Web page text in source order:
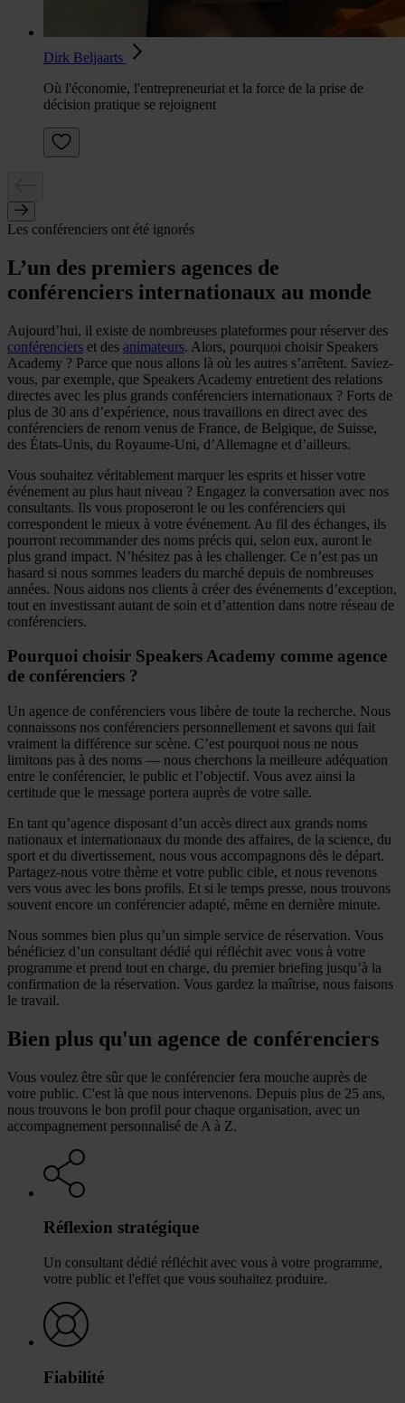
Dirk Beljaarts
Où l'économie, l'entrepreneuriat et la force de la prise de
décision pratique se rejoignent
Les conférenciers ont été ignorés
L’un des premiers agences de
conférenciers internationaux au monde
Aujourd’hui, il existe de nombreuses plateformes pour réserver des
conférenciers et des animateurs. Alors, pourquoi choisir Speakers
Academy ? Parce que nous allons là où les autres s’arrêtent. Saviez-
vous, par exemple, que Speakers Academy entretient des relations
directes avec les plus grands conférenciers internationaux ? Forts de
plus de 30 ans d’expérience, nous travaillons en direct avec des
conférenciers de renom venus de France, de Belgique, de Suisse,
des États-Unis, du Royaume-Uni, d’Allemagne et d’ailleurs.
Vous souhaitez véritablement marquer les esprits et hisser votre
événement au plus haut niveau ? Engagez la conversation avec nos
consultants. Ils vous proposeront le ou les conférenciers qui
correspondent le mieux à votre événement. Au fil des échanges, ils
pourront recommander des noms précis qui, selon eux, auront le
plus grand impact. N’hésitez pas à les challenger. Ce n’est pas un
hasard si nous sommes leaders du marché depuis de nombreuses
années. Nous aidons nos clients à créer des événements d’exception,
tout en investissant autant de soin et d’attention dans notre réseau de
conférenciers.
Pourquoi choisir Speakers Academy comme agence
de conférenciers ?
Un agence de conférenciers vous libère de toute la recherche. Nous
connaissons nos conférenciers personnellement et savons qui fait
vraiment la différence sur scène. C’est pourquoi nous ne nous
limitons pas à des noms — nous cherchons la meilleure adéquation
entre le conférencier, le public et l’objectif. Vous avez ainsi la
certitude que le message portera auprès de votre salle.
En tant qu’agence disposant d’un accès direct aux grands noms
nationaux et internationaux du monde des affaires, de la science, du
sport et du divertissement, nous vous accompagnons dès le départ.
Partagez-nous votre thème et votre public cible, et nous revenons
vers vous avec les bons profils. Et si le temps presse, nous trouvons
souvent encore un conférencier adapté, même en dernière minute.
Nous sommes bien plus qu’un simple service de réservation. Vous
bénéficiez d’un consultant dédié qui réfléchit avec vous à votre
programme et prend tout en charge, du premier briefing jusqu’à la
confirmation de la réservation. Vous gardez la maîtrise, nous faisons
le travail.
Bien plus qu'un agence de conférenciers
Vous voulez être sûr que le conférencier fera mouche auprès de
votre public. C'est là que nous intervenons. Depuis plus de 25 ans,
nous trouvons le bon profil pour chaque organisation, avec un
accompagnement personnalisé de A à Z.
Réflexion stratégique
Un consultant dédié réfléchit avec vous à votre programme,
votre public et l'effet que vous souhaitez produire.
Fiabilité